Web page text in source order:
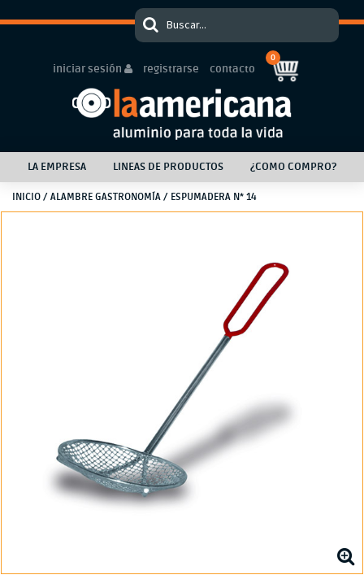
iniciar sesión registrarse contacto
0
LA EMPRESA LINEAS DE PRODUCTOS ¿COMO COMPRO?
INICIO / ALAMBRE GASTRONOMÍA / ESPUMADERA N* 14